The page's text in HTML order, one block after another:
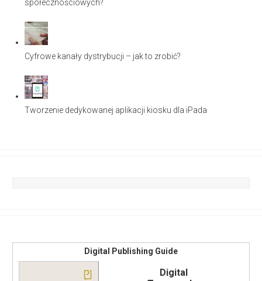
społecznościowych?
Cyfrowe kanały dystrybucji – jak to zrobić?
Tworzenie dedykowanej aplikacji kiosku dla iPada
Digital Publishing Guide
Digital